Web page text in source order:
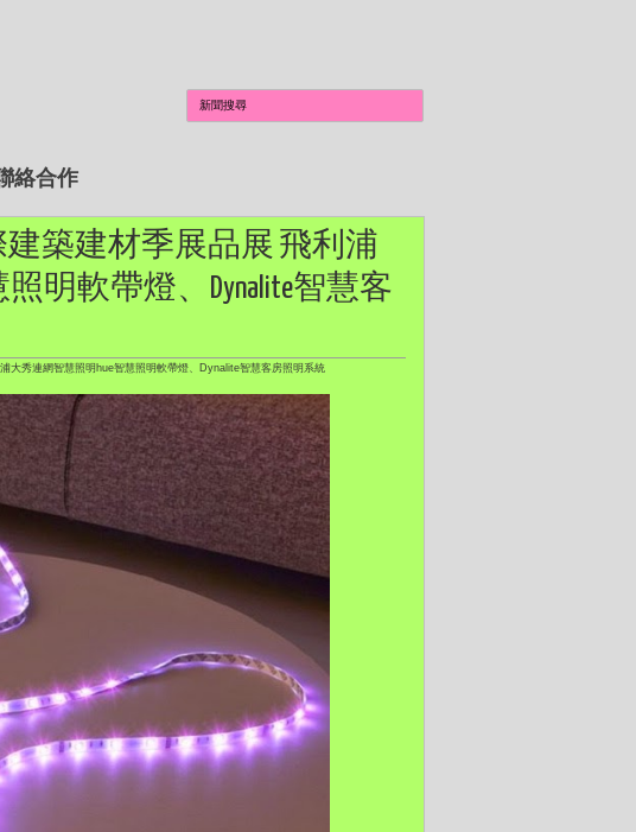
絡合作
建築建材季展品展 飛利浦
明軟帶燈、Dynalite智慧客
大秀連網智慧照明hue智慧照明軟帶燈、Dynalite智慧客房照明系統